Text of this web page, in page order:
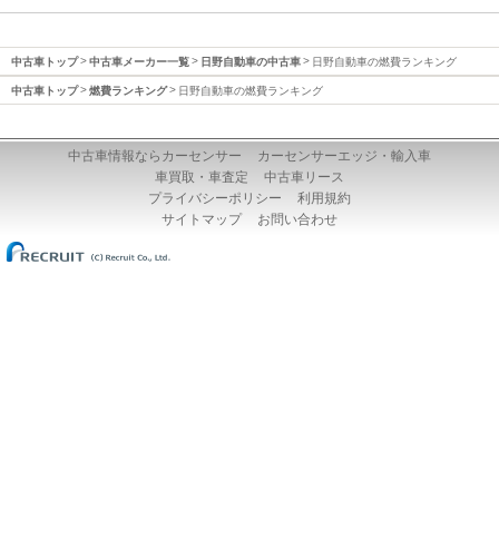
中古車トップ 中古車メーカー一覧 日野自動車の中古車 日野自動車の燃費ランキング
中古車トップ 燃費ランキング 日野自動車の燃費ランキング
中古車情報ならカーセンサー
カーセンサーエッジ・輸入車
車買取・車査定
中古車リース
プライバシーポリシー
利用規約
サイトマップ
お問い合わせ